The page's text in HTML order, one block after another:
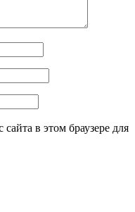
в этом браузере для